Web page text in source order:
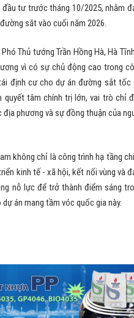
tư trước tháng 10/2025, nhằm
sắt vào cuối năm 2026.
Thủ tướng Trần Hồng Hà, Hà
vì có sự chủ động cao trong
định cư cho dự án đường sắt tốc
quyết tâm chính trị lớn, vai trò chỉ
địa phương và sự đồng thuận của
không chỉ là công trình hạ tầng
kinh tế - xã hội, kết nối vùng và
nỗ lực để trở thành điểm sáng
án mang tầm vóc quốc gia này.